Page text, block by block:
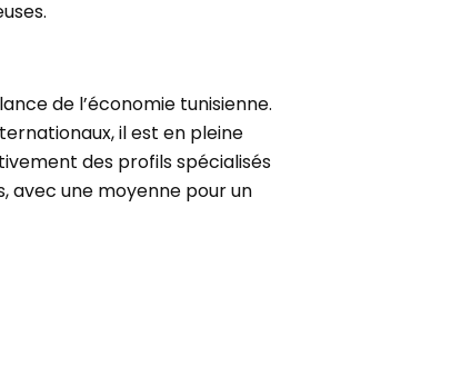
de l’économie tunisienne.
il est en pleine
des profils spécialisés
avec une moyenne pour un